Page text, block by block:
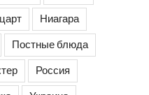
Ниагара
Постные блюда
Россия